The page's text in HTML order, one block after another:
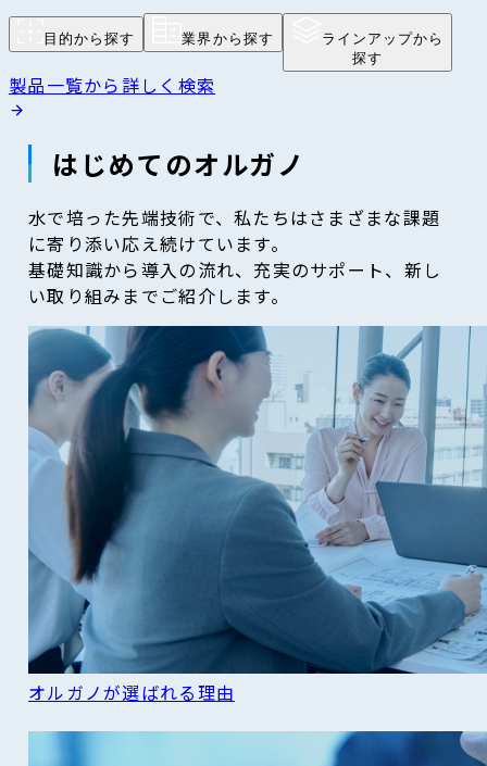
目的から探す 業界から探す
ラインアップから
探す
製品一覧から詳しく検索
はじめてのオルガノ
水で培った先端技術で、私たちはさまざまな課題
に寄り添い応え続けています。
基礎知識から導入の流れ、充実のサポート、新し
い取り組みまでご紹介します。
オルガノが選ばれる理由